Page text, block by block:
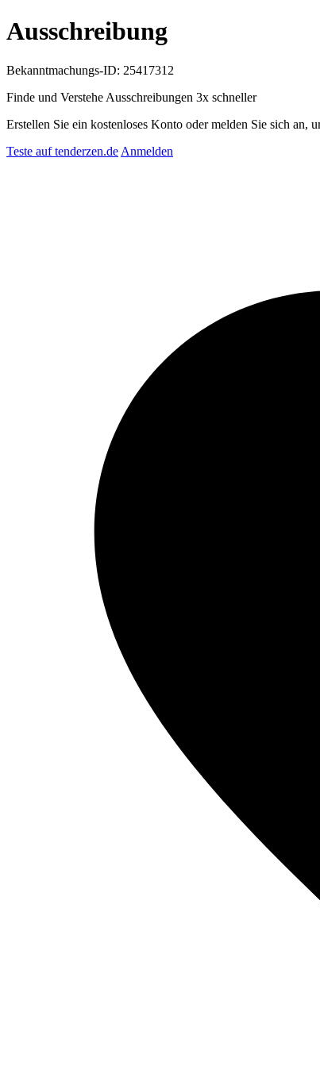
Ausschreibung
Bekanntmachungs-ID: 25417312
Finde und Verstehe Ausschreibungen 3x schneller
Erstellen Sie ein kostenloses Konto oder melden Sie sich an,
Teste auf tenderzen.de Anmelden